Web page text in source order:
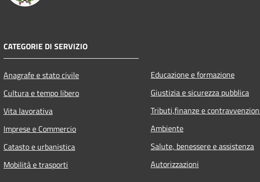
CATEGORIE DI SERVIZIO
Anagrafe e stato civile
Cultura e tempo libero
Vita lavorativa
Imprese e Commercio
Catasto e urbanistica
Mobilità e trasporti
Educazione e formazione
Giustizia e sicurezza pubblica
Tributi,finanze e
Ambiente
Salute, benessere e assistenza
Autorizzazioni